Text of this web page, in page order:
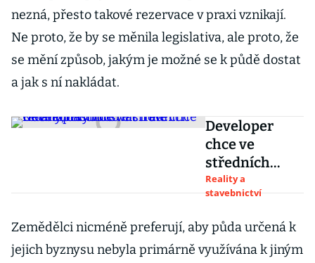
nezná, přesto takové rezervace v praxi vznikají.
Ne proto, že by se měnila legislativa, ale proto, že
se mění způsob, jakým je možné se k půdě dostat
a jak s ní nakládat.
Developer
chce ve
středních
Čechách
vybudovat
nové Říčany,
část místních
ale chce
Reality a
stavebnictví
Zemědělci nicméně preferují, aby půda určená k
jejich byznysu nebyla primárně využívána k jiným